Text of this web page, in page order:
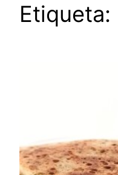
Etiqueta: